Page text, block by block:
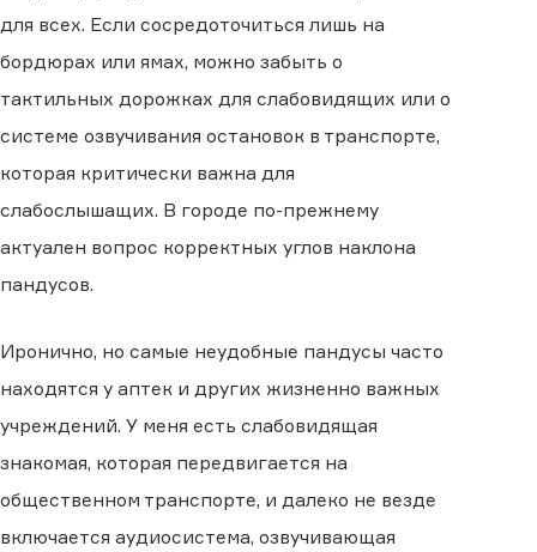
для всех. Если сосредоточиться лишь на
бордюрах или ямах, можно забыть о
тактильных дорожках для слабовидящих или о
системе озвучивания остановок в транспорте,
которая критически важна для
слабослышащих. В городе по-прежнему
актуален вопрос корректных углов наклона
пандусов.
Иронично, но самые неудобные пандусы часто
находятся у аптек и других жизненно важных
учреждений. У меня есть слабовидящая
знакомая, которая передвигается на
общественном транспорте, и далеко не везде
включается аудиосистема, озвучивающая